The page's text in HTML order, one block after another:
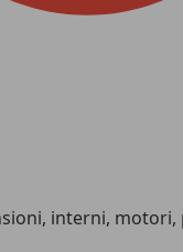
interni, motori,